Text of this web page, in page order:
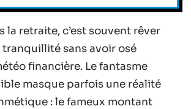
la retraite, c’est souvent rêver
tranquillité sans avoir osé
financière. Le fantasme
masque parfois une réalité
: le fameux montant